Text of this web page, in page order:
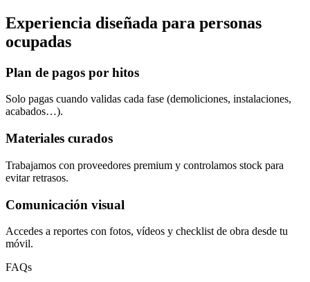
Experiencia diseñada para personas
ocupadas
Plan de pagos por hitos
Solo pagas cuando validas cada fase (demoliciones, instalaciones,
acabados…).
Materiales curados
Trabajamos con proveedores premium y controlamos stock para
evitar retrasos.
Comunicación visual
Accedes a reportes con fotos, vídeos y checklist de obra desde tu
móvil.
FAQs